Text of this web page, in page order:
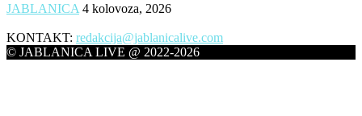
JABLANICA 4 kolovoza, 2026
KONTAKT: redakcija@jablanicalive.com
© JABLANICA LIVE @ 2022-2026